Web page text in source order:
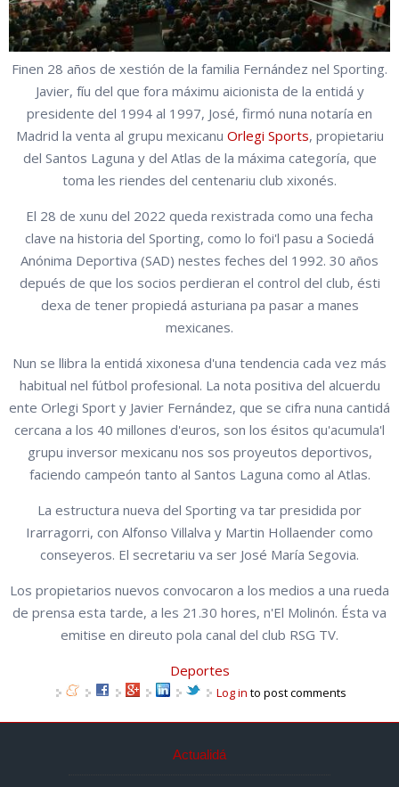
Finen 28 años de xestión de la familia Fernández nel Sporting.
Javier, fíu del que fora máximu aicionista de la entidá y
presidente del 1994 al 1997, José, firmó nuna notaría en
Madrid la venta al grupu mexicanu Orlegi Sports, propietariu
del Santos Laguna y del Atlas de la máxima categoría, que
toma les riendes del centenariu club xixonés.
El 28 de xunu del 2022 queda rexistrada como una fecha
clave na historia del Sporting, como lo foi'l pasu a Sociedá
Anónima Deportiva (SAD) nestes feches del 1992. 30 años
depués de que los socios perdieran el control del club, ésti
dexa de tener propiedá asturiana pa pasar a manes
mexicanes.
Nun se llibra la entidá xixonesa d'una tendencia cada vez más
habitual nel fútbol profesional. La nota positiva del alcuerdu
ente Orlegi Sport y Javier Fernández, que se cifra nuna cantidá
cercana a los 40 millones d'euros, son los ésitos qu'acumula'l
grupu inversor mexicanu nos sos proyeutos deportivos,
faciendo campeón tanto al Santos Laguna como al Atlas.
La estructura nueva del Sporting va tar presidida por
Irarragorri, con Alfonso Villalva y Martin Hollaender como
conseyeros. El secretariu va ser José María Segovia.
Los propietarios nuevos convocaron a los medios a una rueda
de prensa esta tarde, a les 21.30 hores, n'El Molinón. Ésta va
emitise en direuto pola canal del club RSG TV.
Deportes
Log in to post comments
Actualidá